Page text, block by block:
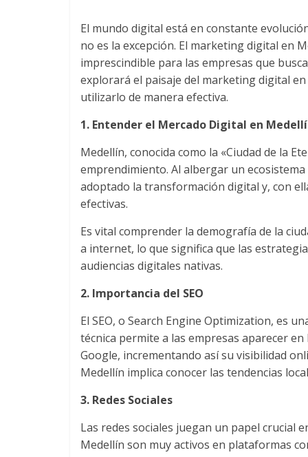
Revistas
de
Publicidad
en
Colombia
|
Magazine
de
Publicidad
y
Marketing
|
El mundo digital está en constante
no es la excepción. El marketing digital en
imprescindible para las empresas que
explorará el paisaje del marketing digital
utilizarlo de manera efectiva.
1. Entender el Mercado Digital en
Medellín, conocida como la «Ciudad de la
emprendimiento. Al albergar un
adoptado la transformación digital y, con
efectivas.
Es vital comprender la demografía de la
a internet, lo que significa que las
audiencias digitales nativas.
2. Importancia del SEO
El SEO, o Search Engine Optimization, es
técnica permite a las empresas aparecer
Google, incrementando así su visibilidad
Medellín implica conocer las tendencias
3. Redes Sociales
Las redes sociales juegan un papel crucial
Medellín son muy activos en plataformas